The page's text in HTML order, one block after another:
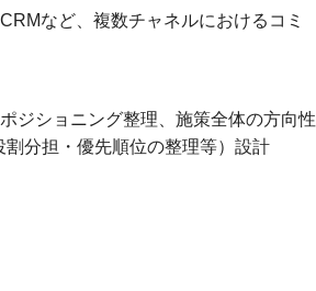
など、複数チャネルにおけるコミ
ジショニング整理、施策全体の方向性
割分担・優先順位の整理等）設計